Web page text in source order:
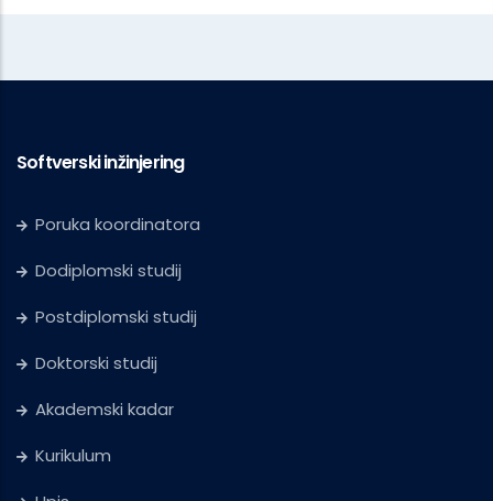
Softverski inžinjering
Poruka koordinatora
Dodiplomski studij
Postdiplomski studij
Doktorski studij
Akademski kadar
Kurikulum